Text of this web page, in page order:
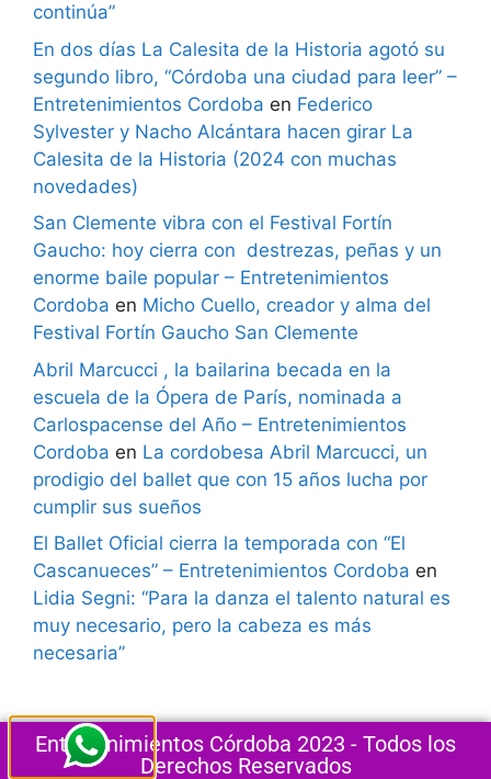
continúa”
En dos días La Calesita de la Historia agotó su
segundo libro, “Córdoba una ciudad para leer” –
Entretenimientos Cordoba en Federico
Sylvester y Nacho Alcántara hacen girar La
Calesita de la Historia (2024 con muchas
novedades)
San Clemente vibra con el Festival Fortín
Gaucho: hoy cierra con destrezas, peñas y un
enorme baile popular – Entretenimientos
Cordoba en Micho Cuello, creador y alma del
Festival Fortín Gaucho San Clemente
Abril Marcucci , la bailarina becada en la
escuela de la Ópera de París, nominada a
Carlospacense del Año – Entretenimientos
Cordoba en La cordobesa Abril Marcucci, un
prodigio del ballet que con 15 años lucha por
cumplir sus sueños
El Ballet Oficial cierra la temporada con “El
Cascanueces” – Entretenimientos Cordoba en
Lidia Segni: “Para la danza el talento natural es
muy necesario, pero la cabeza es más
necesaria”
Entretenimientos Córdoba 2023 - Todos los
Derechos Reservados